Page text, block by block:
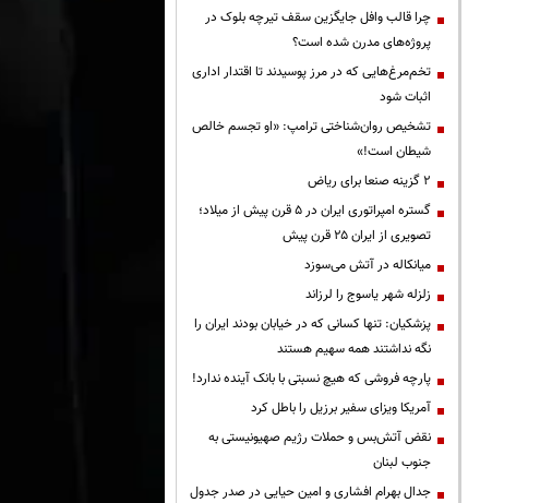
چرا قالب وافل جایگزین سقف تیرچه بلوک در
پروژه‌های مدرن شده است؟
تخم‌مرغ‌هایی که در مرز پوسیدند تا اقتدار اداری
اثبات شود
تشخیص روان‌شناختی ترامپ: «او تجسم خالص
شیطان است!»
۲ گزینه صنعا برای ریاض
گستره امپراتوری ایران در ۵ قرن پیش از میلاد؛
تصویری از ایران ۲۵ قرن پیش
میانکاله در آتش می‌سوزد
زلزله شهر یاسوج را لرزاند
پزشکیان: تنها کسانی که در خیابان بودند ایران را
نگه نداشتند همه سهیم هستند
پارچه فروشی که هیچ نسبتی با بانک آینده ندارد!
آمریکا ویزای سفیر برزیل را باطل کرد
نقض آتش‌بس و حملات رژیم صهیونیستی به
جنوب لبنان
جدال بهرام افشاری و امین حیایی در صدر جدول